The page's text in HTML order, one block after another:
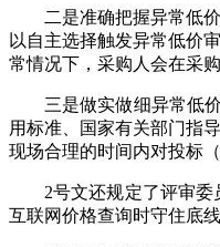
二是准确把握异常低
以自主选择触发异常低价
常情况下，采购人会在采
三是做实做细异常低
用标准、国家有关部门指
现场合理的时间内对投标
2号文还规定了评审
互联网价格查询时守住底